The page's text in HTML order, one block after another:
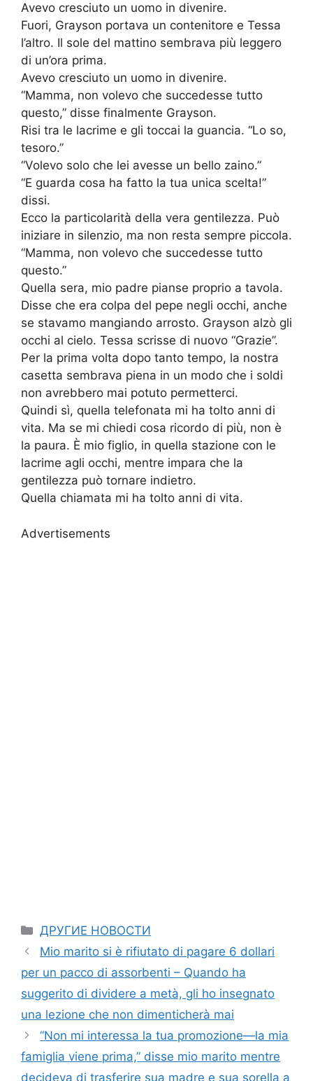
Avevo cresciuto un uomo in divenire.
Fuori, Grayson portava un contenitore e Tessa
l’altro. Il sole del mattino sembrava più leggero
di un’ora prima.
Avevo cresciuto un uomo in divenire.
“Mamma, non volevo che succedesse tutto
questo,” disse finalmente Grayson.
Risi tra le lacrime e gli toccai la guancia. “Lo so,
tesoro.”
“Volevo solo che lei avesse un bello zaino.”
“E guarda cosa ha fatto la tua unica scelta!”
dissi.
Ecco la particolarità della vera gentilezza. Può
iniziare in silenzio, ma non resta sempre piccola.
“Mamma, non volevo che succedesse tutto
questo.”
Quella sera, mio padre pianse proprio a tavola.
Disse che era colpa del pepe negli occhi, anche
se stavamo mangiando arrosto. Grayson alzò gli
occhi al cielo. Tessa scrisse di nuovo “Grazie”.
Per la prima volta dopo tanto tempo, la nostra
casetta sembrava piena in un modo che i soldi
non avrebbero mai potuto permetterci.
Quindi sì, quella telefonata mi ha tolto anni di
vita. Ma se mi chiedi cosa ricordo di più, non è
la paura. È mio figlio, in quella stazione con le
lacrime agli occhi, mentre impara che la
gentilezza può tornare indietro.
Quella chiamata mi ha tolto anni di vita.
Advertisements
Categories
ДРУГИЕ НОВОСТИ
Mio marito si è rifiutato di pagare 6 dollari
per un pacco di assorbenti – Quando ha
suggerito di dividere a metà, gli ho insegnato
una lezione che non dimenticherà mai
“Non mi interessa la tua promozione—la mia
famiglia viene prima,” disse mio marito mentre
decideva di trasferire sua madre e sua sorella a